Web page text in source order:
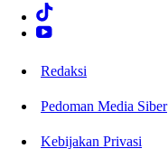
Redaksi
Pedoman Media Siber
Kebijakan Privasi